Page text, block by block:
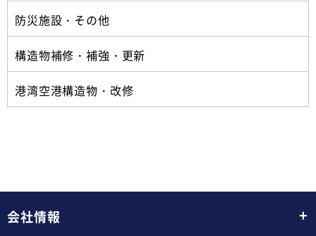
防災施設・その他
構造物補修・補強・更新
港湾空港構造物・改修
会社情報 +